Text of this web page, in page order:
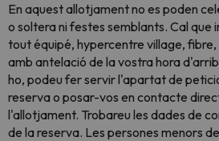
En aquest allotjament no es poden
o soltera ni festes semblants. Cal que
tout équipé, hypercentre village,
amb antelació de la vostra hora
ho, podeu fer servir l'apartat de
reserva o posar-vos en contacte
l'allotjament. Trobareu les dades de
de la reserva. Les persones menors